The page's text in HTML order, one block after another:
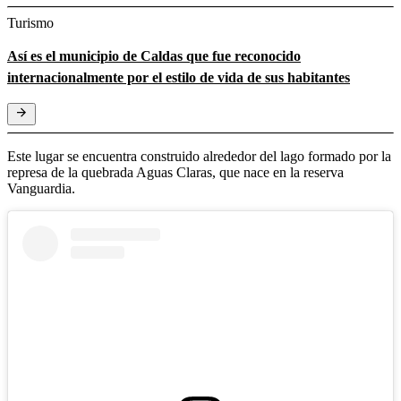
Turismo
Así es el municipio de Caldas que fue reconocido
internacionalmente por el estilo de vida de sus habitantes
Este lugar se encuentra construido alrededor del lago formado por la
represa de la quebrada Aguas Claras, que nace en la reserva
Vanguardia.